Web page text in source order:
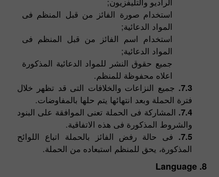
استخدام صورة الفائز من قبل المنظم فى
المواد الدعائية;
استخدام اسم الفائز من قبل المنظم فى
المواد الدعائية;
جميع حقوق النشر للمواد الدعائية المذكورة
اعلاه محفوظة للمنظم.
7.3. جميع النزاعات والخلافات التى قد تظهر خلال
فترة الحملة وبعد انتهائها يتم حلها بالمفاوضات.
7.4. المشاركة فى الحملة تعنى الموافقة على البنود
والشروط المذكورة فى هذه الاتفاقية.
7.5.
فى حالة رفض الفائز بالحملة اتباع اللوائح
المذكورة، يحق للمنظم استبعاده من الحملة.
8. Language